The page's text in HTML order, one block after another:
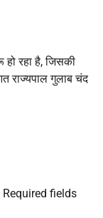
रहा है, जिसकी
राज्यपाल गुलाब चंद
Required fields